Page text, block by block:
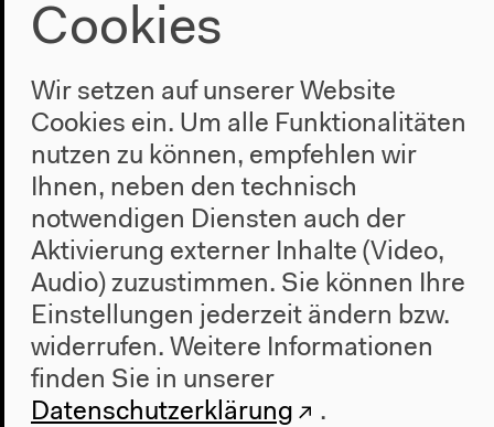
2022
Das Anthropozän am HKW
Haus
Über uns
Architektur
Geschichte
Besuch
Anfahrt
Barrierefreiheit
Webshop
Cookies
Wir setzen auf unserer Website
Cookies ein. Um alle Funktionalitäten
nutzen zu können, empfehlen wir
Ihnen, neben den technisch
notwendigen Diensten auch der
Aktivierung externer Inhalte (Video,
Audio) zuzustimmen. Sie können Ihre
Einstellungen jederzeit ändern bzw.
widerrufen. Weitere Informationen
finden Sie in unserer
Datenschutzerklärung
.